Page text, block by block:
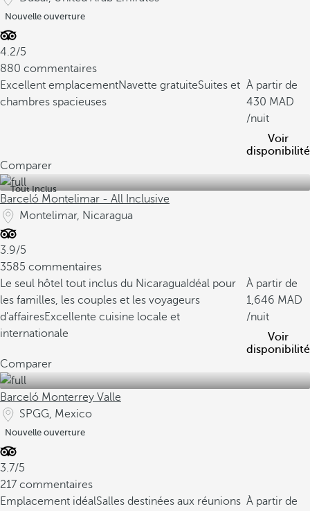
Nouvelle ouverture
4.2/5
880 commentaires
Excellent emplacementNavette gratuiteSuites et
chambres spacieuses
À partir de
430
/nuit
Voir
disponibilité
Comparer
Tout Inclus
Barceló Montelimar - All Inclusive
Montelimar, Nicaragua
3.9/5
3585 commentaires
Le seul hôtel tout inclus du Nicaragua Idéal pour
les familles, les couples et les voyageurs
d'affairesExcellente cuisine locale et
internationale
À partir de
1,646
/nuit
Voir
disponibilité
Comparer
Barceló Monterrey Valle
SPGG, Mexico
Nouvelle ouverture
3.7/5
217 commentaires
Emplacement idéalSalles destinées aux réunions À partir de